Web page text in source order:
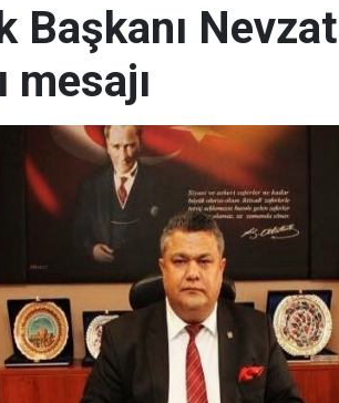
Başkanı Nevzat
mesajı